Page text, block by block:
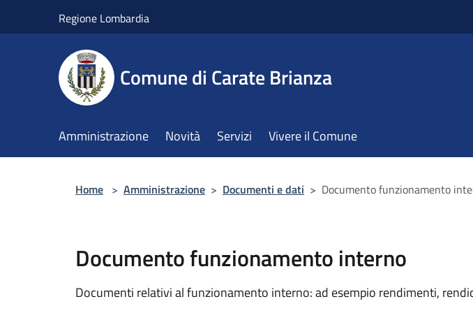
Regione Lombardia
Comune di Carate Brianza
Amministrazione Novità Servizi Vivere il Comune
Home > Amministrazione > Documenti e dati > Documento funzionamento
Documento funzionamento interno
Documenti relativi al funzionamento interno: ad esempio rendimenti,